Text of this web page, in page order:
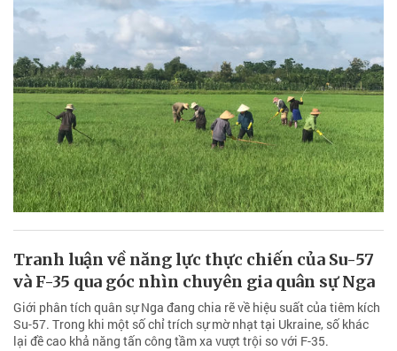
Tranh luận về năng lực thực chiến của Su-57
và F-35 qua góc nhìn chuyên gia quân sự Nga
Giới phân tích quân sự Nga đang chia rẽ về hiệu suất của tiêm kích
Su-57. Trong khi một số chỉ trích sự mờ nhạt tại Ukraine, số khác
lại đề cao khả năng tấn công tầm xa vượt trội so với F-35.